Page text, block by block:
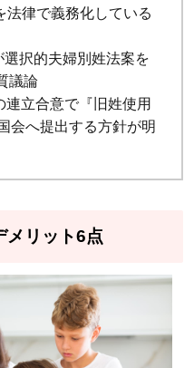
法律で義務化している
選択的夫婦別姓法案を
議論
連立合意で『旧姓使用
会へ提出する方針が明
メリット6点